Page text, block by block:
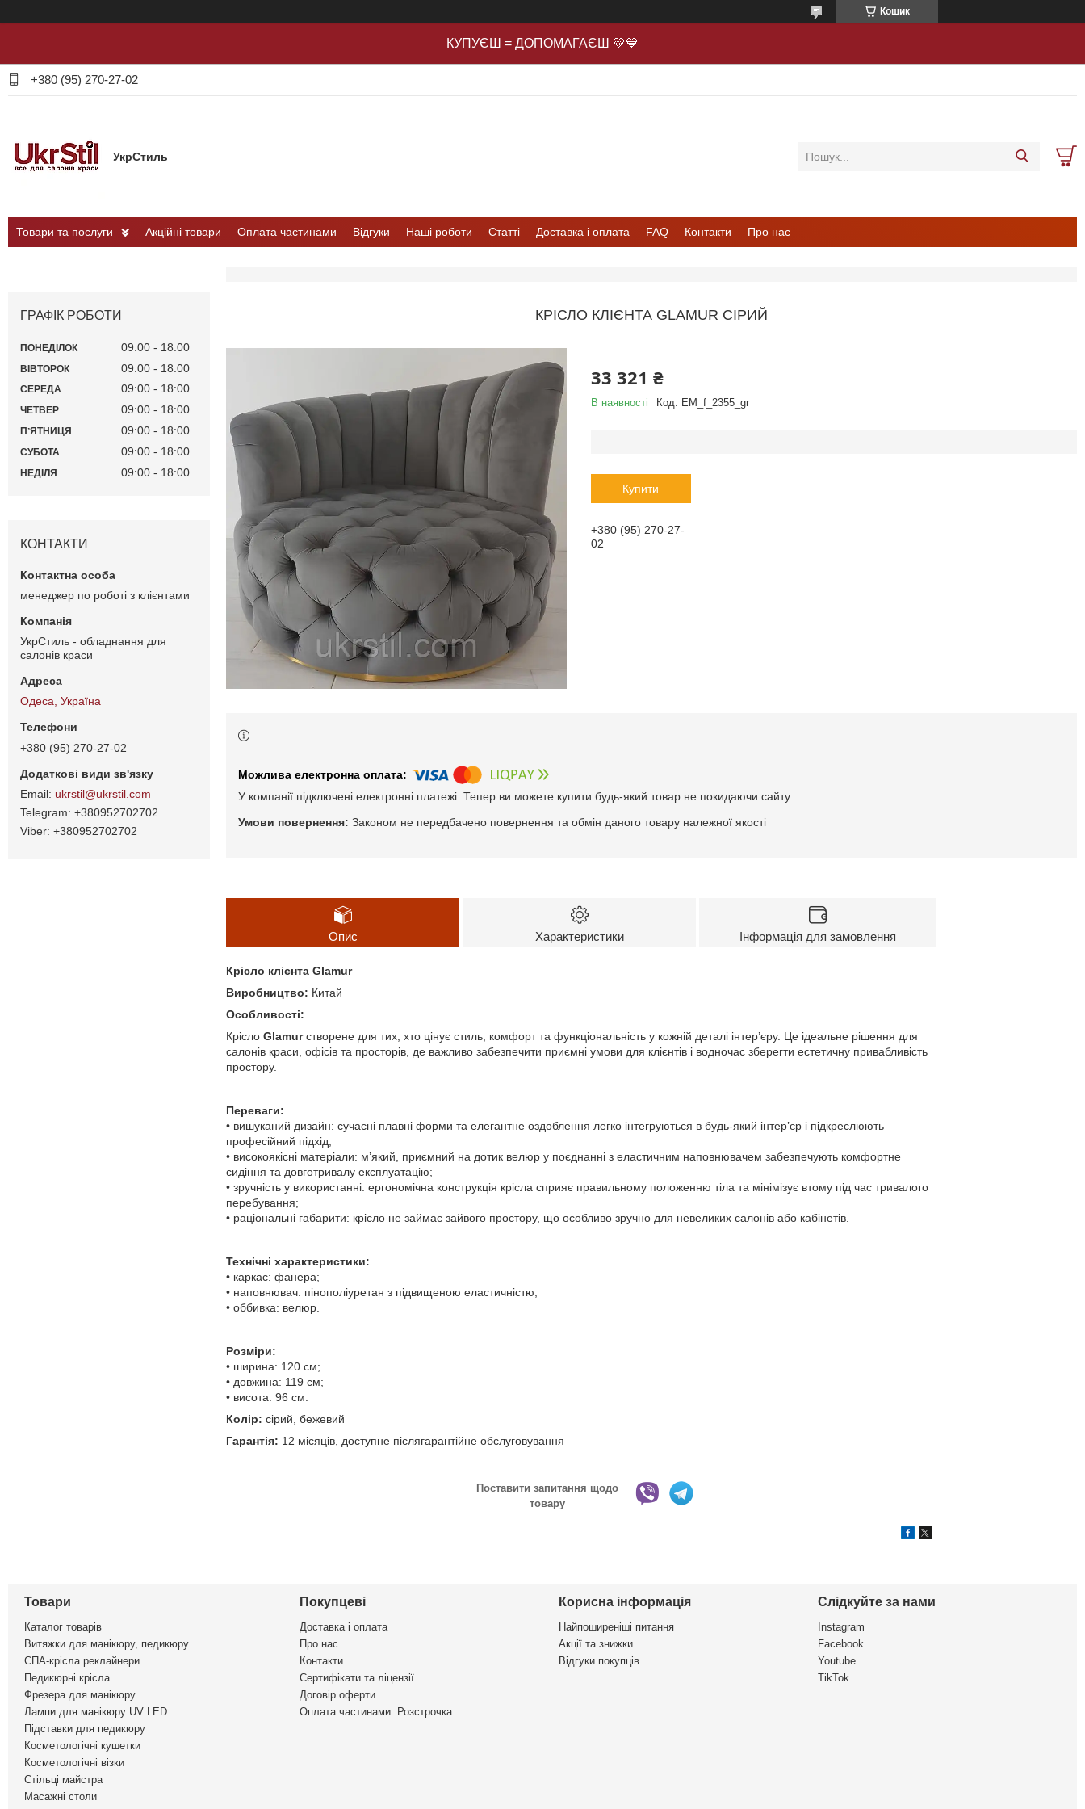
Кошик
КУПУЄШ = ДОПОМАГАЄШ 💛💙
+380 (95) 270-27-02
УкрСтиль
Товари та послуги Акційні товари Оплата частинами Відгуки Наші роботи Статті Доставка і оплата FAQ Контакти Про нас
КРІСЛО КЛІЄНТА GLAMUR СІРИЙ
33 321 ₴
В наявності Код: EM_f_2355_gr
Купити
+380 (95) 270-27-
02
У компанії підключені електронні платежі. Тепер ви можете купити будь-який товар не покидаючи сайту.
Законом не передбачено повернення та обмін даного товару належної якості
Опис Характеристики Інформація для замовлення
Крісло клієнта Glamur
Виробництво: Китай
Особливості:
Крісло Glamurстворене для тих, хто цінує стиль, комфорт та функціональність у кожній деталі інтер’єру. Це ідеальне рішення для
салонів краси, офісів та просторів, де важливо забезпечити приємні умови для клієнтів і водночас зберегти естетичну привабливість
простору.
Переваги:
• вишуканий дизайн: сучасні плавні форми та елегантне оздоблення легко інтегруються в будь-який інтер’єр і підкреслюють
професійний підхід;
• високоякісні матеріали: м’який, приємний на дотик велюр у поєднанні з еластичним наповнювачем забезпечують комфортне
сидіння та довготривалу експлуатацію;
• зручність у використанні: ергономічна конструкція крісла сприяє правильному положенню тіла та мінімізує втому під час тривалого
перебування;
• раціональні габарити: крісло не займає зайвого простору, що особливо зручно для невеликих салонів або кабінетів.
Технічні характеристики:
• каркас: фанера;
• наповнювач: пінополіуретан з підвищеною еластичністю;
• оббивка: велюр.
Розміри:
• ширина: 120 см;
• довжина: 119 см;
• висота: 96 см.
Колір: сірий, бежевий
Гарантія: 12 місяців, доступне післягарантійне обслуговування
Поставити запитання щодо
товару
ГРАФІК РОБОТИ
ПОНЕДІЛОК 09:00 18:00
ВІВТОРОК 09:00 18:00
СЕРЕДА 09:00 18:00
ЧЕТВЕР 09:00 18:00
ПʼЯТНИЦЯ 09:00 18:00
СУБОТА 09:00 18:00
НЕДІЛЯ 09:00 18:00
КОНТАКТИ
менеджер по роботі з клієнтами
УкрСтиль - обладнання для
салонів краси
Одеса, Україна
+380 (95) 270-27-02
ukrstil@ukrstil.com
+380952702702
+380952702702
Товари
Каталог товарів
Витяжки для манікюру, педикюру
СПА-крісла реклайнери
Педикюрні крісла
Фрезера для манікюру
Лампи для манікюру UV LED
Підставки для педикюру
Косметологічні кушетки
Косметологічні візки
Стільці майстра
Масажні столи
Покупцеві
Доставка і оплата
Про нас
Контакти
Сертифікати та ліцензії
Договір оферти
Оплата частинами. Розстрочка
Корисна інформація
Найпоширеніші питання
Акції та знижки
Відгуки покупців
Слідкуйте за нами
Instagram
Facebook
Youtube
TikTok